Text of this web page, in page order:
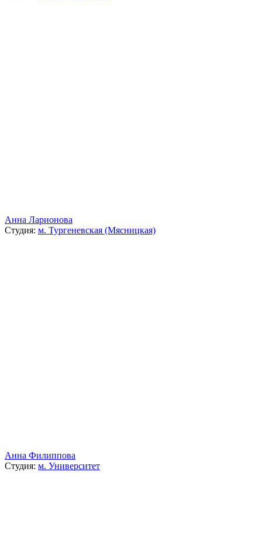
Анна Ларионова
Студия: м. Тургеневская (Мясницкая)
Анна Филиппова
Студия: м. Университет